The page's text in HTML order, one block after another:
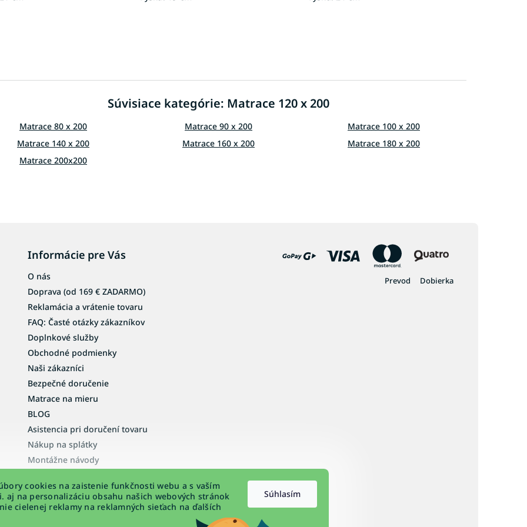
cookies na zaistenie funkčnosti webu a s vaším
aj na personalizáciu obsahu našich webových stránok
cielenej reklamy na reklamných sieťach na ďalších
Súhlasím
á
a
i
e
p
Súvisiace kategórie: Matrace 120 x 200
Matrace 80 x 200 Matrace 90 x 200
Matrace 100 x 200
Matrace 140 x 200
Matrace 160 x 200
Matrace 180 x 200
Matrace 200x200
Informácie pre Vás
O nás
Doprava (od 169 € ZADARMO)
Reklamácia a vrátenie tovaru
FAQ: Časté otázky zákazníkov
Doplnkové služby
Obchodné podmienky
Naši zákazníci
Bezpečné doručenie
Matrace na mieru
BLOG
Asistencia pri doručení tovaru
Nákup na splátky
Montážne návody
Podmienky ochrany osobných údajov
Prevod Dobierka